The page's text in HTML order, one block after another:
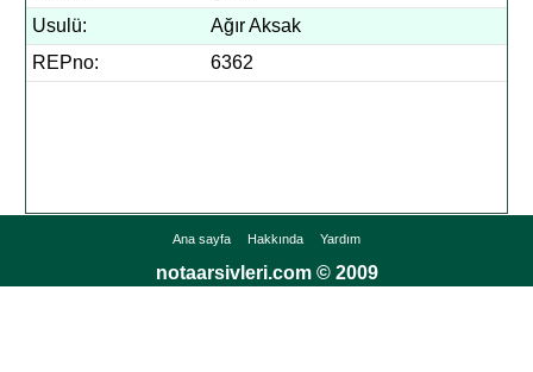
Usulü:
Ağır Aksak
REPno:
6362
Ana sayfa Hakkında Yardım
notaarsivleri.com © 2009